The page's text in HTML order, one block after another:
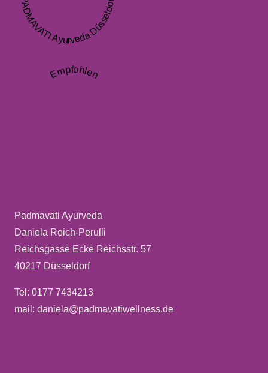
PADMAVATI Ayurveda Düsseldorf
Empfohlen
Padmavati Ayurveda
Daniela Reich-Perulli
Reichsgasse Ecke Reichsstr. 57
40217 Düsseldorf
Tel: 0177 7434213
mail: daniela@padmavatiwellness.de